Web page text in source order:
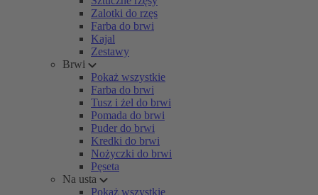
Zalotki do rzęs
Farba do brwi
Kajal
Zestawy
Brwi
Pokaż wszystkie
Farba do brwi
Tusz i żel do brwi
Pomada do brwi
Puder do brwi
Kredki do brwi
Nożyczki do brwi
Pęseta
Na usta
Pokaż wszystkie